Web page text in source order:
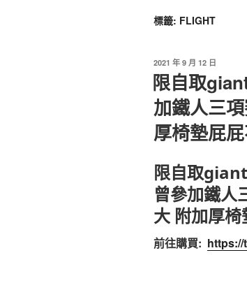
標籤: FLIGHT
發
佈
於
2021 年 9 月 12 日
限自取
加鐵人三
厚椅墊屁
限自取
曾參加鐵人
大 附加厚
前往購買: https://